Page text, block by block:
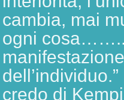
cambia, mai
ogni
credo di